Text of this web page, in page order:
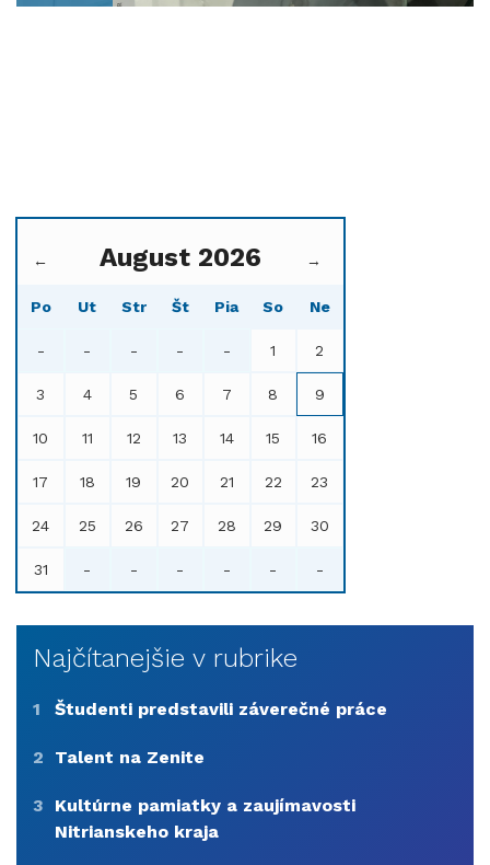
← August 2026 →
Po Ut Str Št Pia So Ne
- - - - - 1 2
3 4 5 6 7 8 9
10 11 12 13 14 15 16
17 18 19 20 21 22 23
24 25 26 27 28 29 30
31 - - - - - -
Najčítanejšie v rubrike
1 Študenti predstavili záverečné práce
2 Talent na Zenite
3
Kultúrne pamiatky a zaujímavosti
Nitrianskeho kraja